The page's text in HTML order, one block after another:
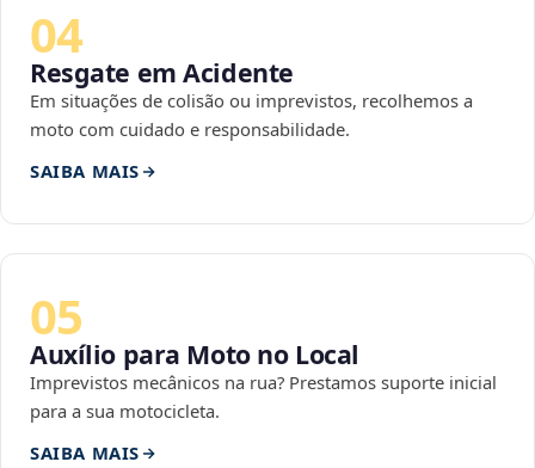
04
Resgate em Acidente
Em situações de colisão ou imprevistos, recolhemos a
moto com cuidado e responsabilidade.
SAIBA MAIS
05
Auxílio para Moto no Local
Imprevistos mecânicos na rua? Prestamos suporte inicial
para a sua motocicleta.
SAIBA MAIS